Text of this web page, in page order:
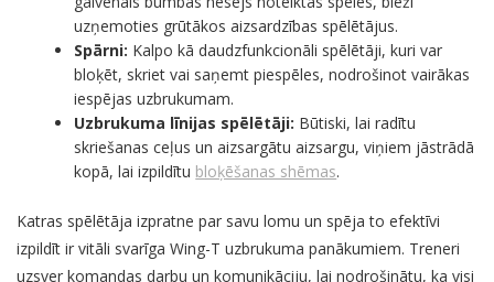
uzņemoties grūtākos aizsardzības spēlētājus.
Spārni: Kalpo kā daudzfunkcionāli spēlētāji, kuri var
bloķēt, skriet vai saņemt piespēles, nodrošinot vairākas
iespējas uzbrukumam.
Uzbrukuma līnijas spēlētāji: Būtiski, lai radītu
skriešanas ceļus un aizsargātu aizsargu, viņiem jāstrādā
kopā, lai izpildītu bloķēšanas shēmas.
Katras spēlētāja izpratne par savu lomu un spēja to efektīvi
izpildīt ir vitāli svarīga Wing-T uzbrukuma panākumiem. Treneri
uzsver komandas darbu un komunikāciju, lai nodrošinātu, ka visi